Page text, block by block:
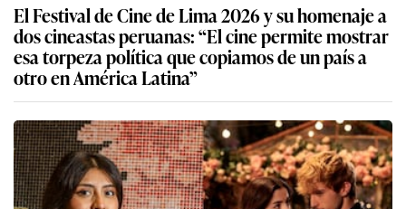
El Festival de Cine de Lima 2026 y su homenaje a
dos cineastas peruanas: “El cine permite mostrar
esa torpeza política que copiamos de un país a
otro en América Latina”